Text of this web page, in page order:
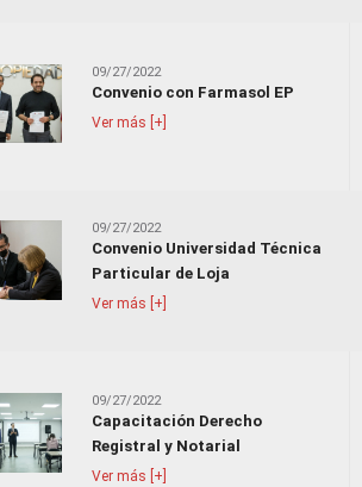
09/27/2022
Convenio con Farmasol EP
Ver más [+]
09/27/2022
Convenio Universidad Técnica
Particular de Loja
Ver más [+]
09/27/2022
Capacitación Derecho
Registral y Notarial
Ver más [+]